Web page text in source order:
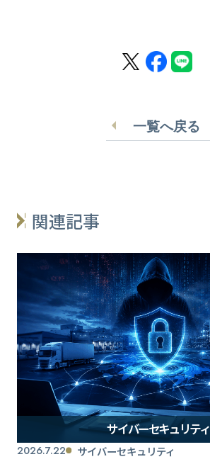
一覧へ戻る
関連記事
サイバーセキュリティ
2026.7.22 サイバーセキュリティ